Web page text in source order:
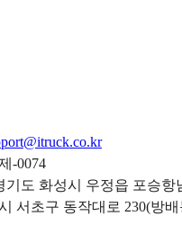
-0074
기도 화성시 우정읍 포승항
서초구 동작대로 230(방